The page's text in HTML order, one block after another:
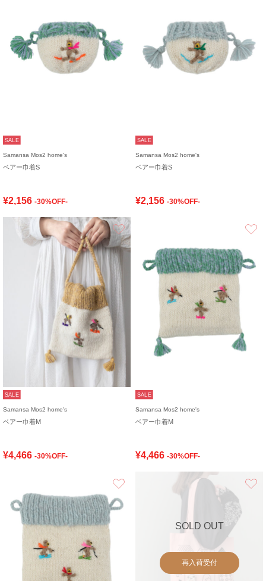
SALE
Samansa Mos2 home's
ベアー巾着S
¥2,156 -30%OFF-
SALE
Samansa Mos2 home's
ベアー巾着S
¥2,156 -30%OFF-
お気に入り
SALE
Samansa Mos2 home's
ベアー巾着M
¥4,466 -30%OFF-
SALE
Samansa Mos2 home's
ベアー巾着M
¥4,466 -30%OFF-
SOLD OUT
再入荷受付